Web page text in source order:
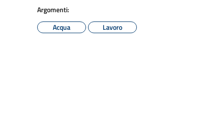
Argomenti:
Acqua
Lavoro